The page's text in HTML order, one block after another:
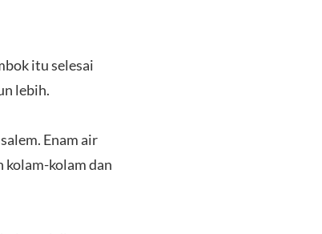
itu selesai
lebih.
Enam air
kolam-kolam dan